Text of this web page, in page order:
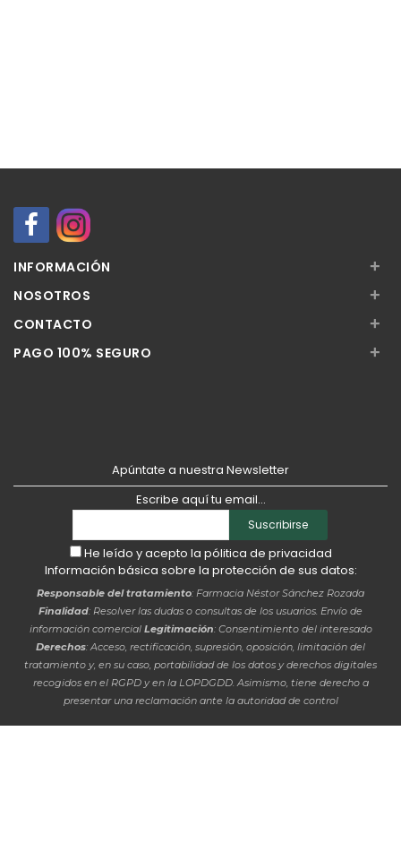
INFORMACIÓN +
NOSOTROS +
CONTACTO +
PAGO 100% SEGURO +
Apúntate a nuestra Newsletter
Escribe aquí tu email...
Suscribirse
He leído y acepto la pólitica de privacidad
Información básica sobre la protección de sus datos:
Responsable del tratamiento: Farmacia Néstor Sánchez Rozada
Finalidad: Resolver las dudas o consultas de los usuarios. Envío de
información comercial Legitimación: Consentimiento del interesado
Derechos: Acceso, rectificación, supresión, oposición, limitación del
tratamiento y, en su caso, portabilidad de los datos y derechos digitales
recogidos en el RGPD y en la LOPDGDD. Asimismo, tiene derecho a
presentar una reclamación ante la autoridad de control